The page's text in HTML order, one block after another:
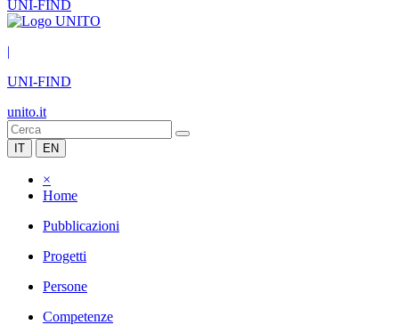
UNI-FIND
|
UNI-FIND
unito.it
IT EN
×
Home
Pubblicazioni
Progetti
Persone
Competenze